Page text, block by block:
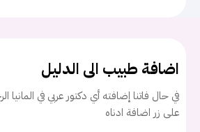
اضافة طبيب الى الدليل
في حال فاتنا إضافته أي دكتور عربي في المانيا
على زر اضافة ادناه